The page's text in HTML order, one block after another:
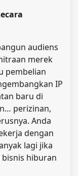
audiens
merek
pembelian
IP
baru di
perizinan,
Anda
dengan
lagi jika
hiburan